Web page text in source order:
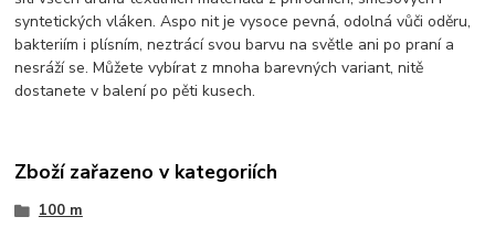
syntetických vláken. Aspo nit je vysoce pevná, odolná vůči oděru,
bakteriím i plísním, neztrácí svou barvu na světle ani po praní a
nesráží se. Můžete vybírat z mnoha barevných variant, nitě
dostanete v balení po pěti kusech.
Zboží zařazeno v kategoriích
100 m